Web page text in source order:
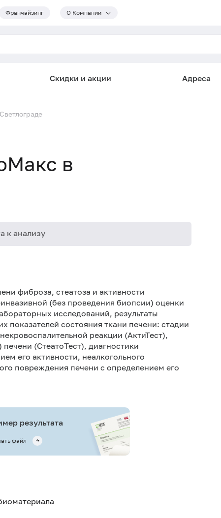
Франчайзинг О Компании
Скидки и акции Адреса
в
к анализу
фиброза, стеатоза и активности
(без проведения биопсии) оценки
исследований, результаты
показателей состояния ткани печени: стадии
реакции (АктиТест),
(СтеатоТест), диагностики
его активности, неалкогольного
повреждения печени с определением его
результата
файл